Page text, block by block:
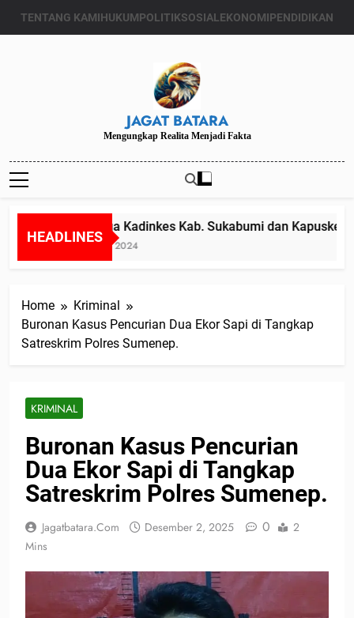
TENTANG KAMIHUKUMPOLITIKSOSIALEKONOMIPENDIDIKAN
JAGAT BATARA
Mengungkap Realita Menjadi Fakta
HEADLINES
Diduga Kadinkes Kab. Sukabumi dan
Juli 24, 2024
Home
Kriminal
Buronan Kasus Pencurian Dua Ekor Sapi di Tangkap
Satreskrim Polres Sumenep.
KRIMINAL
Buronan Kasus Pencurian
Dua Ekor Sapi di Tangkap
Satreskrim Polres Sumenep.
Jagatbatara.com Desember 2, 2025 0
2
Mins